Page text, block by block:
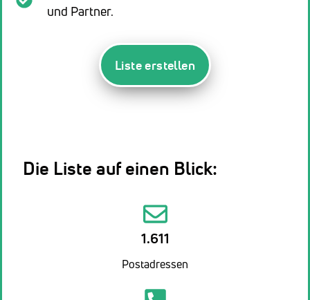
und Partner.
Liste erstellen
Die Liste auf einen Blick:
1.611
Postadressen